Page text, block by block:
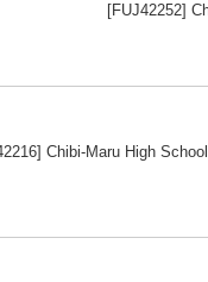
[FUJ42252]
Chibi-Maru High